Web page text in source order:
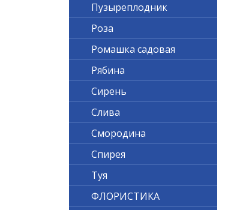
Пузыреплодник
Роза
Ромашка садовая
Рябина
Сирень
Слива
Смородина
Спирея
Туя
ФЛОРИСТИКА